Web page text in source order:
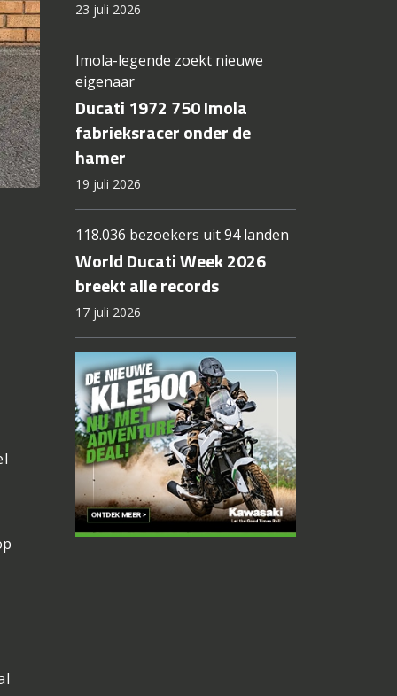
23 juli 2026
Imola-legende zoekt nieuwe
eigenaar
Ducati 1972 750 Imola
fabrieksracer onder de
hamer
19 juli 2026
118.036 bezoekers uit 94 landen
World Ducati Week 2026
breekt alle records
17 juli 2026